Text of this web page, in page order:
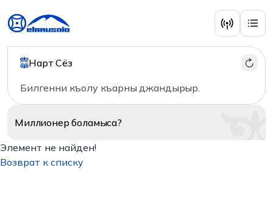
Нарт Сёз
Билгенни къолу къарны джандырыр.
Миллионерболамыса?
Элемент не найден!
Возврат к списку